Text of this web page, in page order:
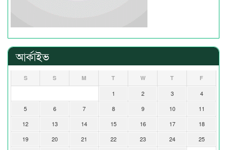
আর্কাইভ
S S M T W T F
1 2 3
4
5
6 7 8 9 10
11
12
13 14 15 16 17
18
19
20 21 22 23 24
25